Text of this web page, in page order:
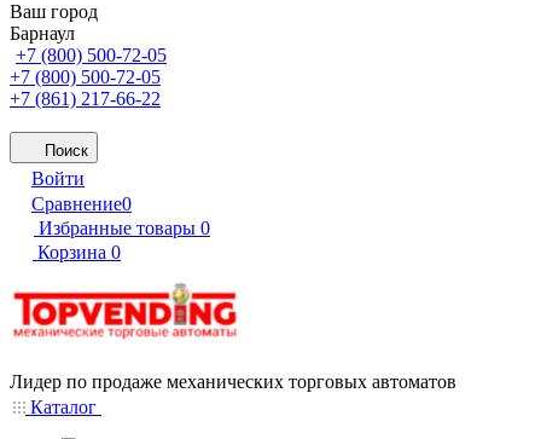
Ваш город
Барнаул
+7 (800) 500-72-05
+7 (800) 500-72-05
+7 (861) 217-66-22
Поиск
Войти
Сравнение0
Избранные товары 0
Корзина 0
Лидер по продаже механических торговых автоматов
Каталог